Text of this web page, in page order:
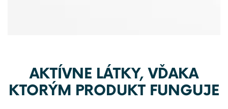
AKTÍVNE LÁTKY, VĎAKA
KTORÝM PRODUKT FUNGUJE